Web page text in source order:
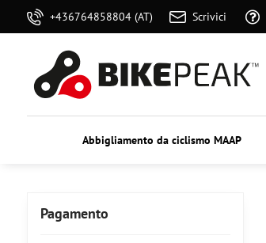
+436764858804 (AT) Scrivici
Abbigliamento da ciclismo MAAP
Pagamento